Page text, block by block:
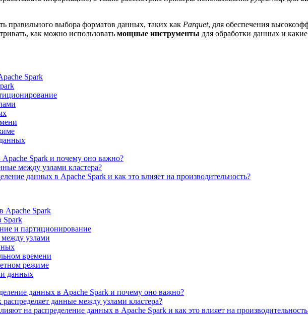
правильного выбора форматов данных, таких как Parquet, для обеспечения
как можно использовать мощные инструменты для обработки данных и
Spark
Apache Spark и почему оно важно?
между узлами кластера?
данных в Apache Spark и как это влияет на производительность?
Apache Spark
Spark
и партиционирование
между узлами
времени
режиме
данных
данных в Apache Spark и почему оно важно?
данные между узлами кластера?
на распределение данных в Apache Spark и как это влияет на